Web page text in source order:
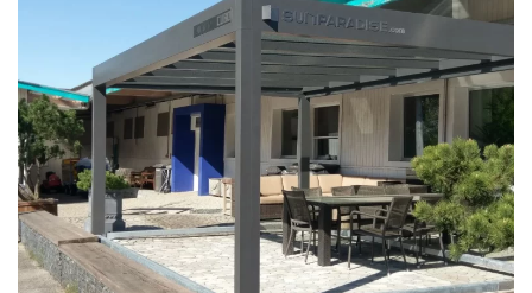
klik voor slideshow